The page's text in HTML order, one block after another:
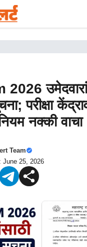
परीक्षा
नक्की वाचा
Team
June 25, 2026